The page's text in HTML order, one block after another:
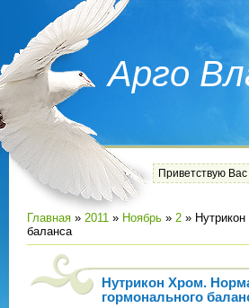
Арго
Приветствую Вас
Главная » 2011 » Ноябрь » 2 »
баланса
Нутрикон Хром.
гормонального